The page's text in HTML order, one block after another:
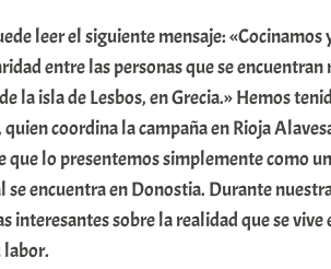
leer el siguiente mensaje:
entre las personas que se encuentran
la isla de Lesbos, en Grecia.» Hemos
coordina la campaña en Rioja
que lo presentemos simplemente como
se encuentra en Donostia. Durante
interesantes sobre la realidad que se vive
labor.